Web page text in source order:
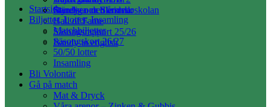
Bandy- och Skridskoskolan
Ständiga medlemmar
Styrelsen och årsred.
Hall of Fame
Säsongsrapport 25/26
Bandy in english
Startsida
Biljetter, Lotter, Insamling
Matchbiljetter
Säsongskort 26/27
50/50 lotter
Insamling
Bli Volontär
Gå på match
Mat & Dryck